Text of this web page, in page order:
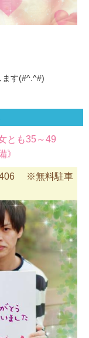
ます(#^.^#)
とも35～49
》
406 ※無料駐車